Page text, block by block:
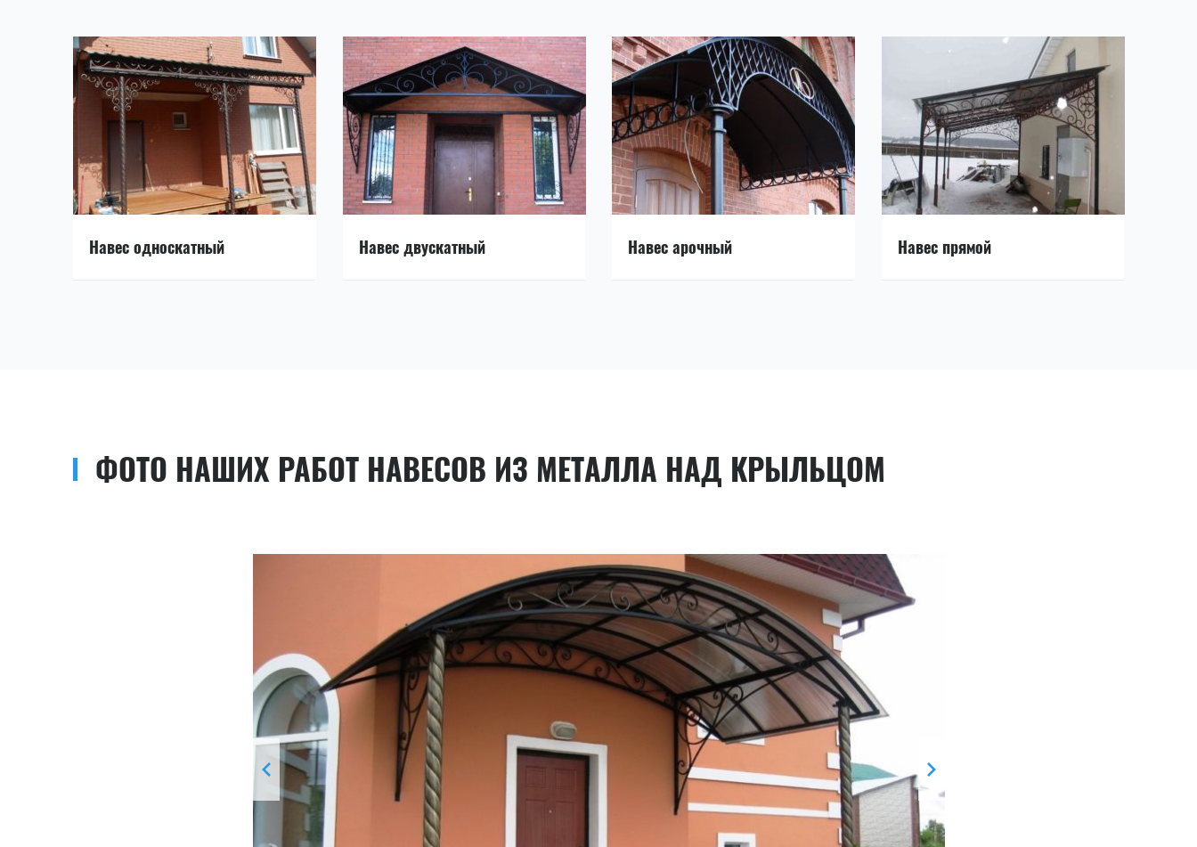
Навес односкатный Навес двускатный Навес арочный Навес прямой
ФОТО НАШИХ РАБОТ НАВЕСОВ ИЗ МЕТАЛЛА НАД КРЫЛЬЦОМ